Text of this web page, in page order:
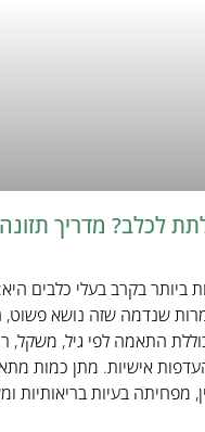
לכלב? מדריך תזונה
ביותר בקרב בעלי כלבים
שנדמה שזה נושא
התאמה לפי גיל, משקל,
אישיות. מתן כמות
מפחיתה בעיות בריאותיות